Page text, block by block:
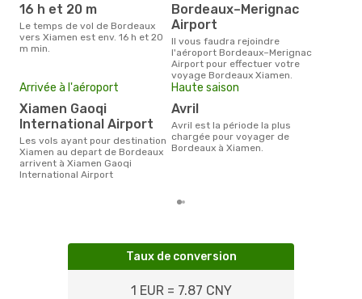
16 h et 20 m
Le temps de vol de Bordeaux
vers Xiamen est env. 16 h et 20
m min.
Bordeaux–Merignac
Airport
Il vous faudra rejoindre
l'aéroport Bordeaux–Merignac
Airport pour effectuer votre
voyage Bordeaux Xiamen.
Arrivée à l'aéroport
Xiamen Gaoqi
International Airport
Les vols ayant pour destination
Xiamen au depart de Bordeaux
arrivent à Xiamen Gaoqi
International Airport
Haute saison
avril
avril est la période la plus
chargée pour voyager de
Bordeaux à Xiamen.
Taux de conversion
1 EUR = 7.87 CNY